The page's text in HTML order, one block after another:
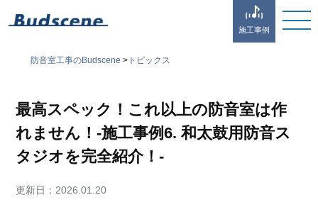
施工事例
防音室工事のBudscene >トピックス
最高スペック！これ以上の防音室は作
れません！-施工事例6. 和太鼓用防音ス
タジオを完全紹介！-
更新日： 2026.01.20